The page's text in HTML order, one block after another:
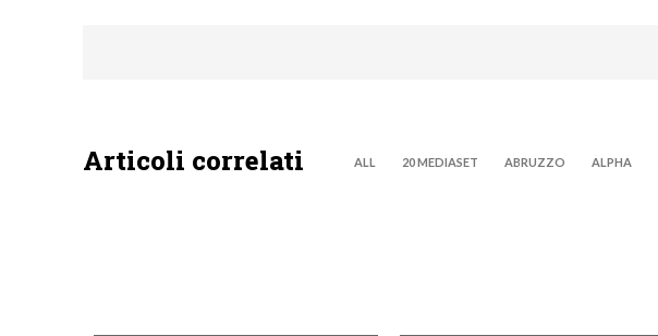
Articoli correlati ALL 20 MEDIASET ABRUZZO ALPHA